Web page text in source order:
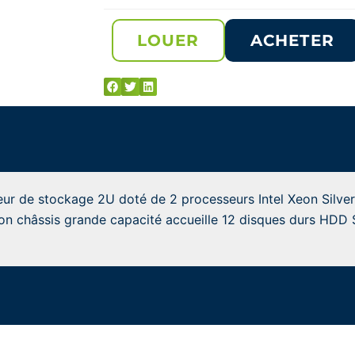
LOUER ACHETER
de stockage 2U doté de 2 processeurs Intel Xeon
châssis grande capacité accueille 12 disques durs